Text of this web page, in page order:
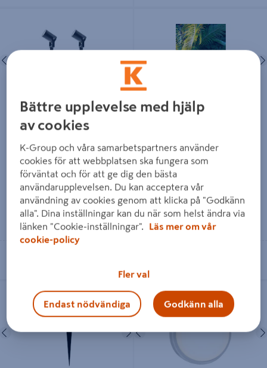
Föregående
MARKSPOT LIGHTSON LUNA
STARTPAKET 5W, 10CM
1 459 kr/ PKT
Läs mer
MARKSPOT LIGHTSON LUNA
519 kr/ ST
Läs mer
Föregående
VIT
Bättre upplevelse med hjälp
av cookies
K-Group och våra samarbetspartners använder
cookies för att webbplatsen ska fungera som
förväntat och för att ge dig den bästa
användarupplevelsen. Du kan acceptera vår
användning av cookies genom att klicka på "Godkänn
alla". Dina inställningar kan du när som helst ändra via
länken "Cookie-inställningar".
Läs mer om vår
cookie-policy
Fler val
Endast nödvändiga Godkänn alla